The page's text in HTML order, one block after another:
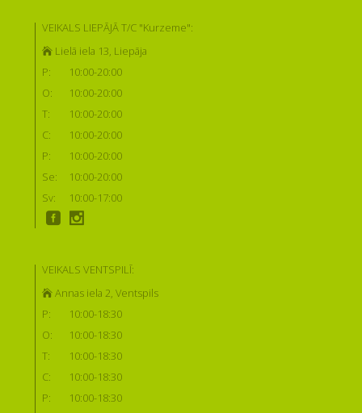
VEIKALS LIEPĀJĀ T/C "Kurzeme":
Lielā iela 13, Liepāja
P:
10:00-20:00
O:
10:00-20:00
T:
10:00-20:00
C:
10:00-20:00
P:
10:00-20:00
Se:
10:00-20:00
Sv:
10:00-17:00
VEIKALS VENTSPILĪ:
Annas iela 2, Ventspils
P:
10:00-18:30
O:
10:00-18:30
T:
10:00-18:30
C:
10:00-18:30
P:
10:00-18:30